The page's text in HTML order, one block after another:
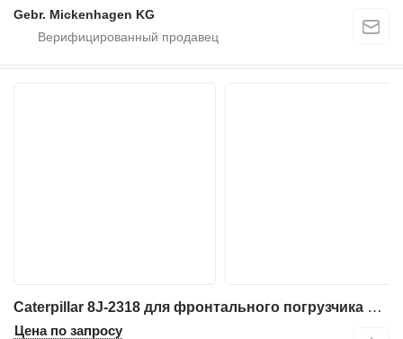
Gebr. Mickenhagen KG
Caterpillar 8J-2318 для фронтального погрузчика Caterpillar 988B
Цена по запросу